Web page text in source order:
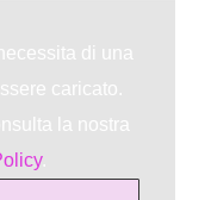
di una
caricato.
la nostra
.